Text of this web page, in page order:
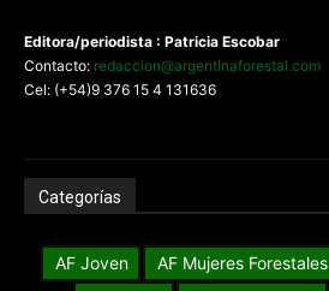
Editora/periodista : Patricia Escobar
Contacto: redaccion@argentinaforestal.com
Cel: (+54)9 376 15 4 131636
Categorías
AF Joven AF Mujeres Forestales